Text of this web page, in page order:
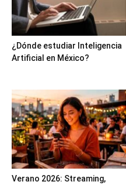
¿Dónde estudiar Inteligencia
Artificial en México?
Verano 2026: Streaming,